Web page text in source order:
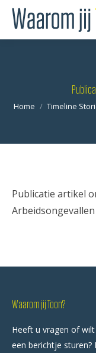
Je bent hier:
Home Timeline
Publicatie artikel
Waarom jij Toon?
Heeft u vragen of
een berichtje sturen?